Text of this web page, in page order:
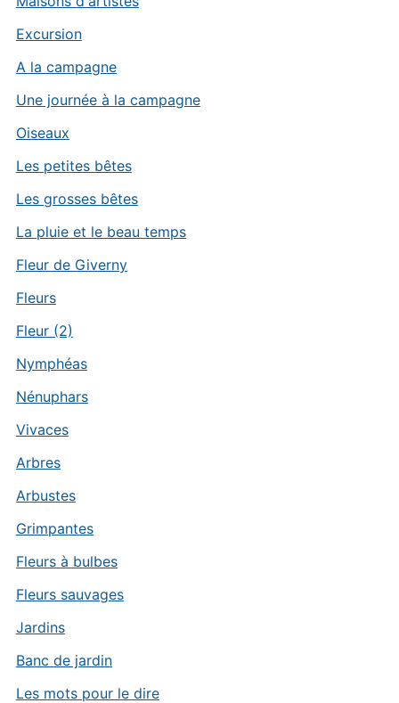
Excursion
A la campagne
Une journée à la campagne
Oiseaux
Les petites bêtes
Les grosses bêtes
La pluie et le beau temps
Fleur de Giverny
Fleurs
Fleur (2)
Nymphéas
Nénuphars
Vivaces
Arbres
Arbustes
Grimpantes
Fleurs à bulbes
Fleurs sauvages
Jardins
Banc de jardin
Les mots pour le dire